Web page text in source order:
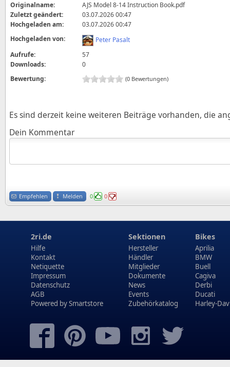
Originalname:
AJS Model 8-14 Instruction Book.pdf
Zuletzt geändert:
03.07.2026 00:47
Hochgeladen am:
03.07.2026 00:47
Hochgeladen von:
Peter Pasalt
Aufrufe:
57
Downloads:
0
Bewertung:
(0 Bewertungen)
Es sind derzeit keine weiteren Beiträge vorhanden, die
Dein Kommentar
Empfehlen Melden 0 0
2ri.de
Hilfe
Kontakt
Netiquette
Impressum
Datenschutz
AGB
Powered bySmartstore
Sektionen
Hersteller
Händler
Mitglieder
Dokumente
News
Events
Zubehörkatalog
Bikes
Aprilia
BMW
Buell
Cagiva
Derbi
Ducati
Harley-